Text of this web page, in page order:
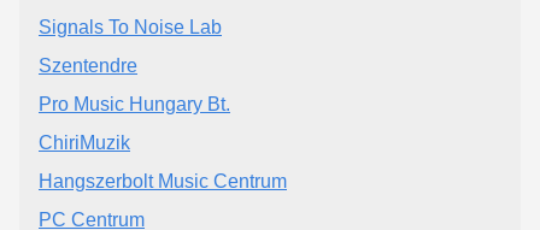
Signals To Noise Lab
Szentendre
Pro Music Hungary Bt.
ChiriMuzik
Hangszerbolt Music Centrum
PC Centrum